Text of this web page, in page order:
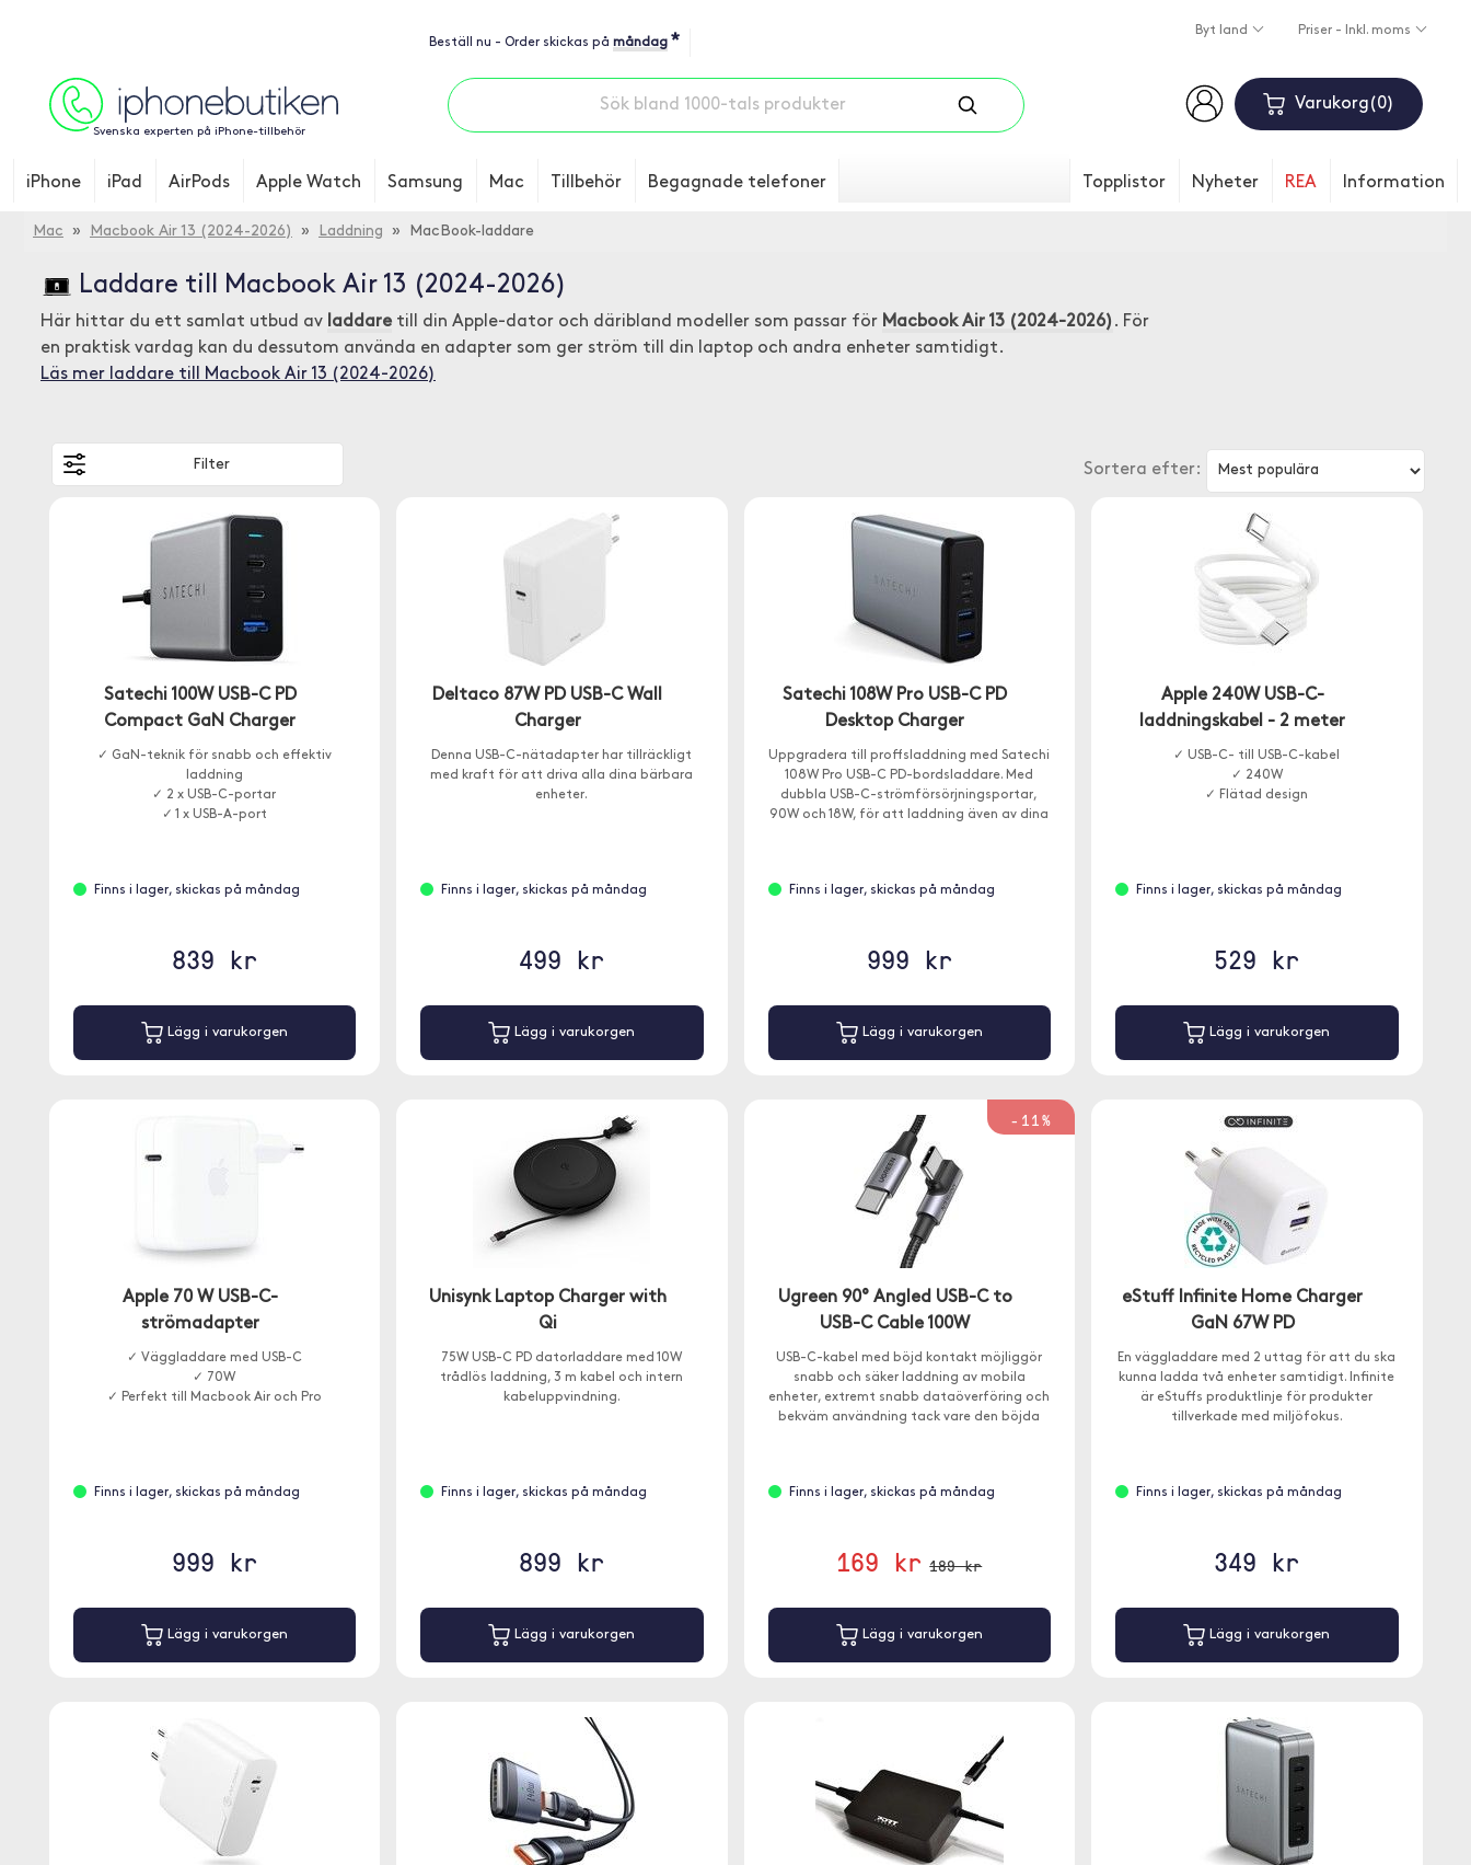
Beställ nu - Order skickas på måndag *
Byt land Priser - Inkl. moms
Svenska experten på iPhone-tillbehör
Varukorg 0
iPhone iPad AirPods Apple Watch Samsung Mac Tillbehör Begagnade telefoner Topplistor Nyheter REA Information
Mac » Macbook Air 13 (2024-2026) » Laddning » MacBook-laddare
Laddare till Macbook Air 13 (2024-2026)
Här hittar du ett samlat utbud av laddare till din Apple-dator och däribland modeller som passar för Macbook Air 13 (2024-2026). För
en praktisk vardag kan du dessutom använda en adapter som ger ström till din laptop och andra enheter samtidigt.
Läs mer laddare till Macbook Air 13 (2024-2026)
Sortera efter:
Filter
Satechi 100W USB-C PD
Compact GaN Charger
✓ GaN-teknik för snabb och effektiv
laddning
✓ 2 x USB-C-portar
✓ 1 x USB-A-port
Finns i lager, skickas på måndag
839 kr
Lägg i varukorgen
Deltaco 87W PD USB-C Wall
Charger
Denna USB-C-nätadapter har tillräckligt
med kraft för att driva alla dina bärbara
enheter.
Finns i lager, skickas på måndag
499 kr
Lägg i varukorgen
Satechi 108W Pro USB-C PD
Desktop Charger
Uppgradera till proffsladdning med Satechi
108W Pro USB-C PD-bordsladdare. Med
dubbla USB-C-strömförsörjningsportar,
90W och 18W, för att laddning även av dina
Finns i lager, skickas på måndag
999 kr
Lägg i varukorgen
Apple 240W USB-C-
laddningskabel - 2 meter
✓ USB-C- till USB-C-kabel
✓ 240W
✓ Flätad design
Finns i lager, skickas på måndag
529 kr
Lägg i varukorgen
Apple 70 W USB-C-
strömadapter
✓ Väggladdare med USB-C
✓ 70W
✓ Perfekt till Macbook Air och Pro
Finns i lager, skickas på måndag
999 kr
Lägg i varukorgen
Unisynk Laptop Charger with
Qi
75W USB-C PD datorladdare med 10W
trådlös laddning, 3 m kabel och intern
kabeluppvindning.
Finns i lager, skickas på måndag
899 kr
Lägg i varukorgen
-11%
Ugreen 90° Angled USB-C to
USB-C Cable 100W
USB-C-kabel med böjd kontakt möjliggör
snabb och säker laddning av mobila
enheter, extremt snabb dataöverföring och
bekväm användning tack vare den böjda
Finns i lager, skickas på måndag
169 kr 189 kr
Lägg i varukorgen
eStuff Infinite Home Charger
GaN 67W PD
En väggladdare med 2 uttag för att du ska
kunna ladda två enheter samtidigt. Infinite
är eStuffs produktlinje för produkter
tillverkade med miljöfokus.
Finns i lager, skickas på måndag
349 kr
Lägg i varukorgen